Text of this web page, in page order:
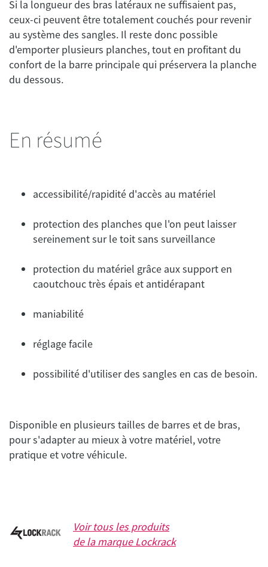
Si la longueur des bras latéraux ne suffisaient pas,
ceux-ci peuvent être totalement couchés pour revenir
au système des sangles. Il reste donc possible
d'emporter plusieurs planches, tout en profitant du
confort de la barre principale qui préservera la planche
du dessous.
En résumé
accessibilité/rapidité d'accès au matériel
protection des planches que l'on peut laisser
sereinement sur le toit sans surveillance
protection du matériel grâce aux support en
caoutchouc très épais et antidérapant
maniabilité
réglage facile
possibilité d'utiliser des sangles en cas de besoin.
Disponible en plusieurs tailles de barres et de bras,
pour s'adapter au mieux à votre matériel, votre
pratique et votre véhicule.
Voir tous les produits
de la marqueLockrack